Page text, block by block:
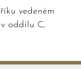
vedeném
v oddílu C,